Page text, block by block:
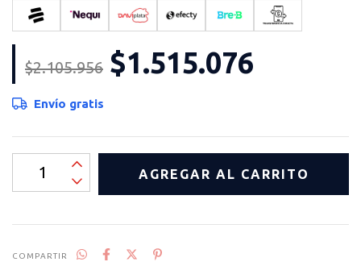
$2.105.956 $1.515.076
Envío gratis
COMPARTIR